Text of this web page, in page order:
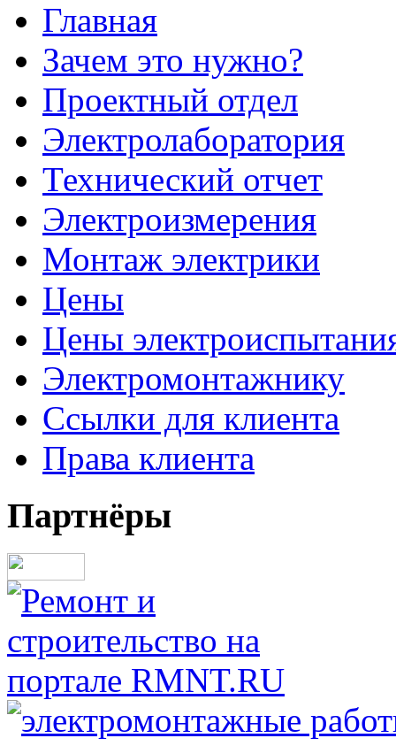
Главная
Зачем это нужно?
Проектный отдел
Электролаборатория
Технический отчет
Электроизмерения
Монтаж электрики
Цены
Цены
Электромонтажнику
Ссылки для клиента
Права клиента
Партнёры